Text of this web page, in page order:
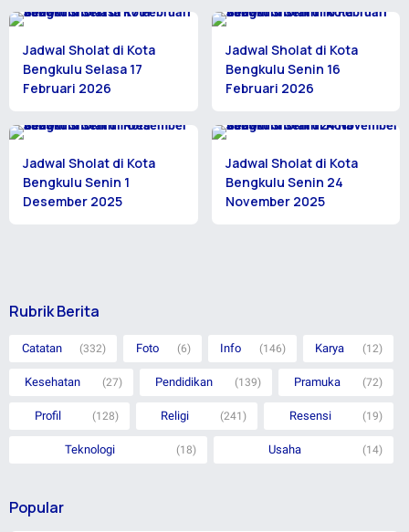
Jadwal Sholat di Kota
Bengkulu Selasa 17
Februari 2026
Jadwal Sholat di Kota
Bengkulu Senin 16
Februari 2026
Jadwal Sholat di Kota
Bengkulu Senin 1
Desember 2025
Jadwal Sholat di Kota
Bengkulu Senin 24
November 2025
Rubrik Berita
Catatan (332) Foto (6) Info (146) Karya (12)
Kesehatan (27) Pendidikan (139) Pramuka (72)
Profil (128) Religi (241) Resensi (19)
Teknologi (18) Usaha (14)
Popular